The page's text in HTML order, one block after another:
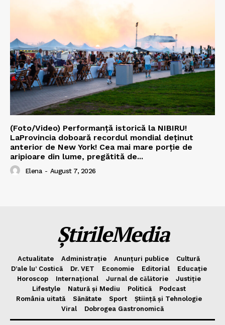
(Foto/Video) Performanță istorică la NIBIRU!
LaProvincia doboară recordul mondial deținut
anterior de New York! Cea mai mare porție de
aripioare din lume, pregătită de...
Elena - August 7, 2026
ȘtirileMedia
Actualitate Administrație Anunțuri publice
Cultură
D’ale lu’ Costică
Dr. VET Economie Editorial
Educație
Horoscop
Internațional Jurnal de cǎlǎtorie
Justiție
Lifestyle
Natură și Mediu Politică
Podcast
România uitată
Sănătate Sport
Știință și Tehnologie
Viral
Dobrogea Gastronomică